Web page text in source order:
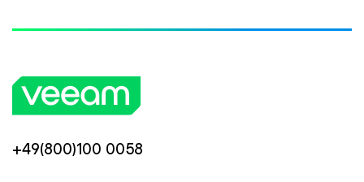
+49(800)100 0058